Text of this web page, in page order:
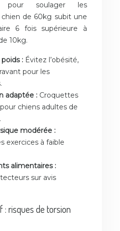
pour soulager les
chien de 60kg subit une
6 fois supérieure à
10kg.
: Évitez l’obésité,
pour les
adaptée : Croquettes
chiens adultes de
modérée :
exercices à faible
alimentaires :
sur avis
: risques de torsion